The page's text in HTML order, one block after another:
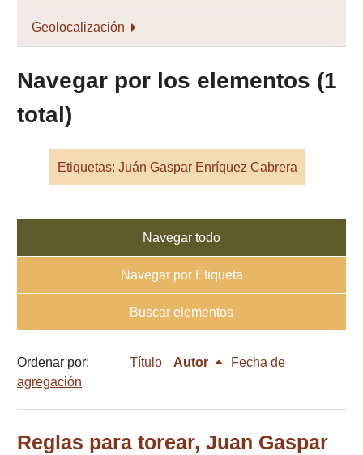
Geolocalización
Navegar por los elementos (1
total)
Etiquetas: Juán Gaspar Enríquez Cabrera
Navegar todo
Navegar por Etiqueta
Buscar elementos
Ordenar por: Título Autor
Fecha de
agregación
Reglas para torear, Juan Gaspar